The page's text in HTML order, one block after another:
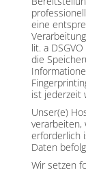
eine
lit. a
die
ist jederzeit
Unser(e)
verarbeiten,
erforderlich
Daten
Wir setzen